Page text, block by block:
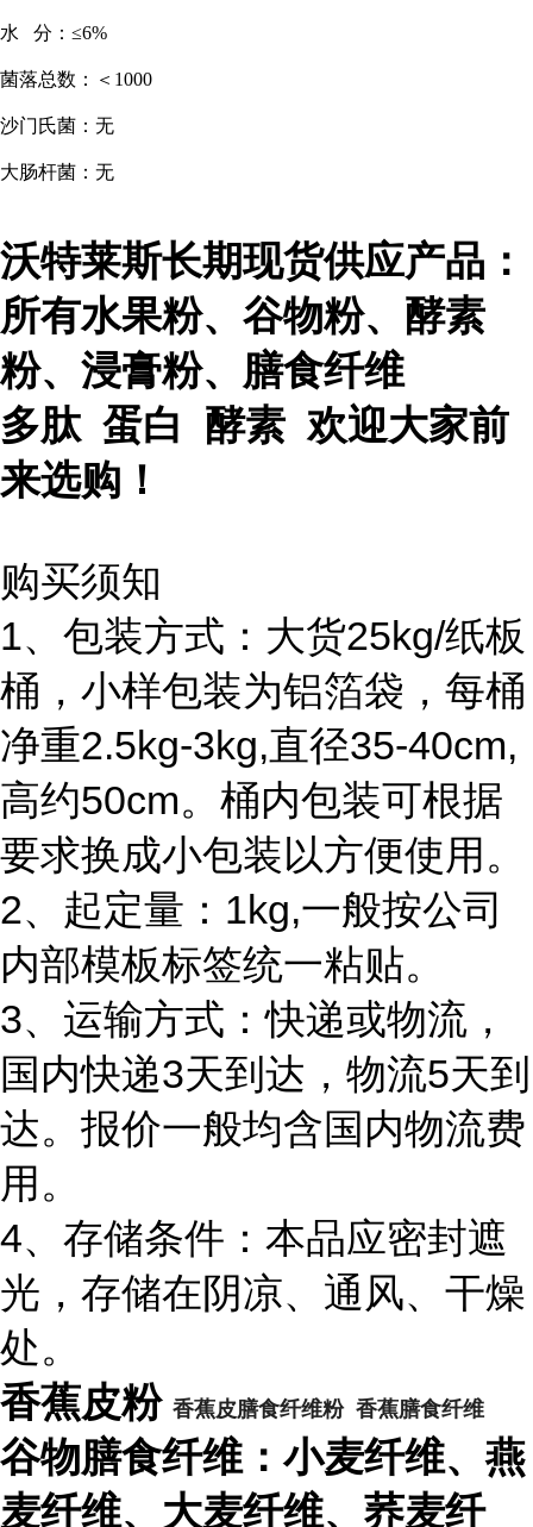
水 分：≤6%
菌落总数：＜1000
沙门氏菌：无
大肠杆菌：无
沃特莱斯长期现货供应产品：
所有水果粉、谷物粉、酵素
粉、浸膏粉、膳食纤维
多肽 蛋白 酵素 欢迎大家前
来选购！
购买须知
1、包装方式：大货25kg/纸板
桶，小样包装为铝箔袋，每桶
净重2.5kg-3kg,直径35-40cm,
高约50cm。桶内包装可根据
要求换成小包装以方便使用。
2、起定量：1kg,一般按公司
内部模板标签统一粘贴。
3、运输方式：快递或物流，
国内快递3天到达，物流5天到
达。报价一般均含国内物流费
用。
4、存储条件：本品应密封遮
光，存储在阴凉、通风、干燥
处。
香蕉皮粉 香蕉皮膳食纤维粉 香蕉膳食纤维
谷物膳食纤维：小麦纤维、燕
麦纤维、大麦纤维、荞麦纤